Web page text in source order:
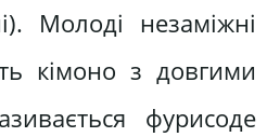
Молоді незаміжні
кімоно з довгими
фурисоде